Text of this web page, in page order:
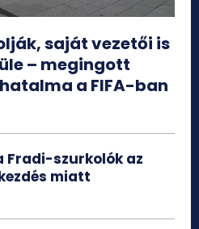
saját vezetői is
– megingott
a FIFA-ban
Fradi-szurkolók az
miatt